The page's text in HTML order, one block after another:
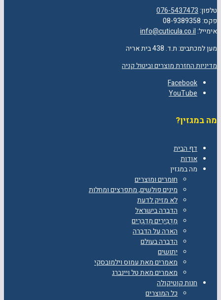
טלפון:076-5437473
פקס: 08-9389358
אימייל:info@cuticula.co.il
מען למכתבים: ת.ד. 438 בית אריה
מדיניות החזרת מוצרים וביטול קניה
Facebook
YouTube
מה במגזין?
דף הבית
אודות
מה במגזין
חומרים ומוצרים
מינים פולשים, מתפרצים ומחלות
לא מזיק לדעת
הדברה בישראל
מַדְבִּירִים מְדַבְּרִים
הארה על הדברה
הדברה בעולם
יתושים
מאמרים מאת עמוס וילמובסקי
מאמרים מאת טל ויינברג
חנות קוטיקולה
כל המוצרים